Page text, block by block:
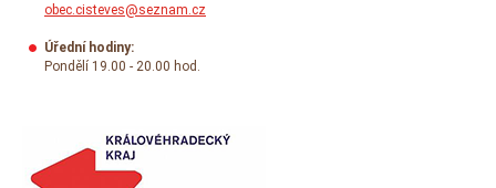
obec.cisteves@seznam.cz
Úřední hodiny:
Pondělí 19.00 - 20.00 hod.